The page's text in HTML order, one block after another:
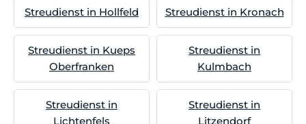
Streudienst in Hollfeld Streudienst in Kronach
Streudienst in Kueps
Oberfranken
Streudienst in
Kulmbach
Streudienst in
Lichtenfels
Streudienst in
Litzendorf